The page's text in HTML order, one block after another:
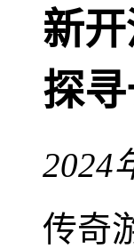
新
探
2024
传奇